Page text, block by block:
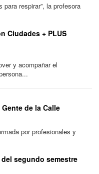
respirar”, la profesora
Ciudades + PLUS
y acompañar el
de la Calle
por profesionales y
segundo semestre